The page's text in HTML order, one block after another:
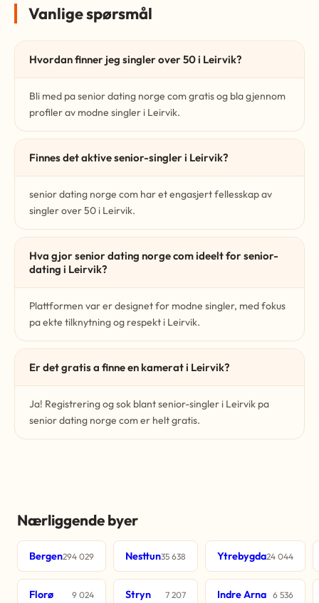
Vanlige spørsmål
Hvordan finner jeg singler over 50 i Leirvik?
Bli med pa senior dating norge com gratis og bla gjennom
profiler av modne singler i Leirvik.
Finnes det aktive senior-singler i Leirvik?
senior dating norge com har et engasjert fellesskap av
singler over 50 i Leirvik.
Hva gjor senior dating norge com ideelt for senior-
dating i Leirvik?
Plattformen var er designet for modne singler, med fokus
pa ekte tilknytning og respekt i Leirvik.
Er det gratis a finne en kamerat i Leirvik?
Ja! Registrering og sok blant senior-singler i Leirvik pa
senior dating norge com er helt gratis.
Nærliggende byer
Bergen294 029 Nesttun35 638 Ytrebygda24 044
Florø 9 024 Stryn 7 207 Indre Arna 6 536